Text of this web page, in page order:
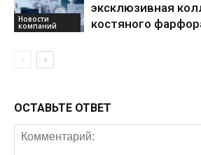
Новости
компаний
эксклюзивная
костяного
ОСТАВЬТЕ ОТВЕТ